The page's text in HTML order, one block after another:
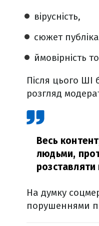
вірусність,
сюжет
ймовірність
Після цього ШІ
розгляд
Весь
людьми,
розставляти
На думку
порушеннями